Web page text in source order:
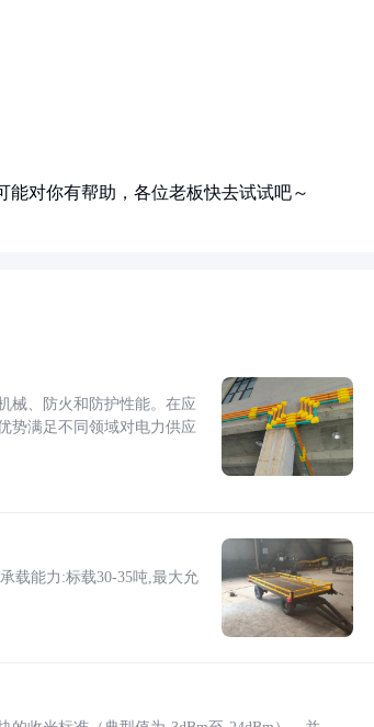
对你有帮助，各位老板快去试试吧～
械、防火和防护性能。在应
势满足不同领域对电力供应
载能力:标载30-35吨,最大允